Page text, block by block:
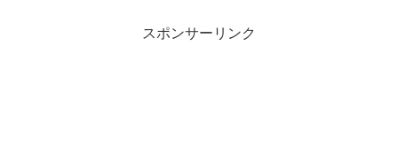
スポンサーリンク